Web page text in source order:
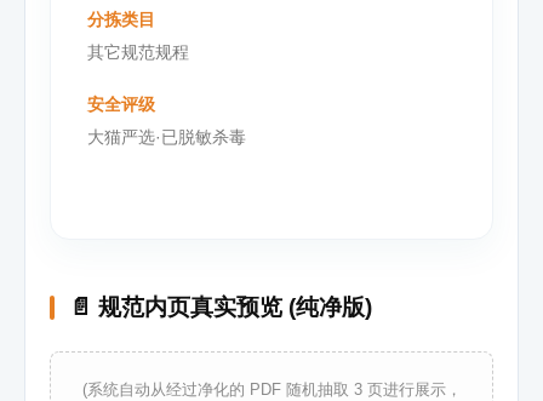
分拣类目
其它规范规程
安全评级
大猫严选·已脱敏杀毒
📄 规范内页真实预览 (纯净版)
(系统自动从经过净化的 PDF 随机抽取 3 页进行展示，